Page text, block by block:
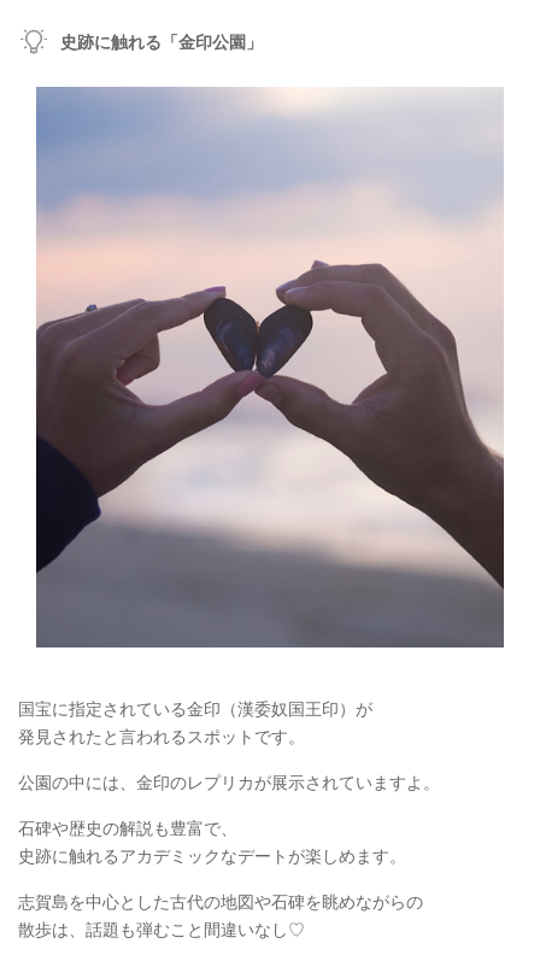
史跡に触れる「金印公園」
国宝に指定されている金印（漢委奴国王印）が
発見されたと言われるスポットです。
公園の中には、金印のレプリカが展示されていますよ。
石碑や歴史の解説も豊富で、
史跡に触れるアカデミックなデートが楽しめます。
志賀島を中心とした古代の地図や石碑を眺めながらの
散歩は、話題も弾むこと間違いなし♡